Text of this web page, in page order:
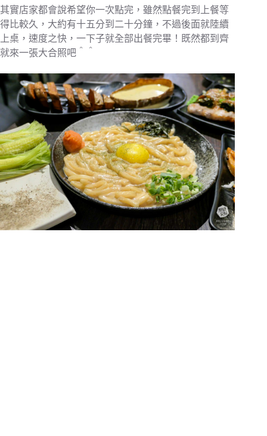
其實店家都會說希望你一次點完，雖然點餐完到上餐等
得比較久，大約有十五分到二十分鐘，不過後面就陸續
上桌，速度之快，一下子就全部出餐完畢！既然都到齊
就來一張大合照吧＾＾